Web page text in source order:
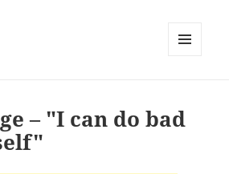
– "I can do bad